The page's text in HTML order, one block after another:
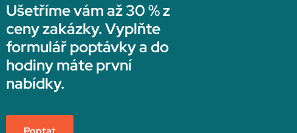
Ušetříme vám až 30 % z
ceny zakázky. Vyplňte
formulář poptávky a do
hodiny máte první
nabídky.